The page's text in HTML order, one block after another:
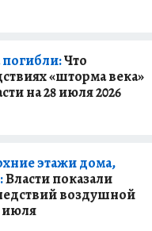
Что
«шторма века»
на 28 июля 2026
этажи дома,
Власти показали
воздушной
июля